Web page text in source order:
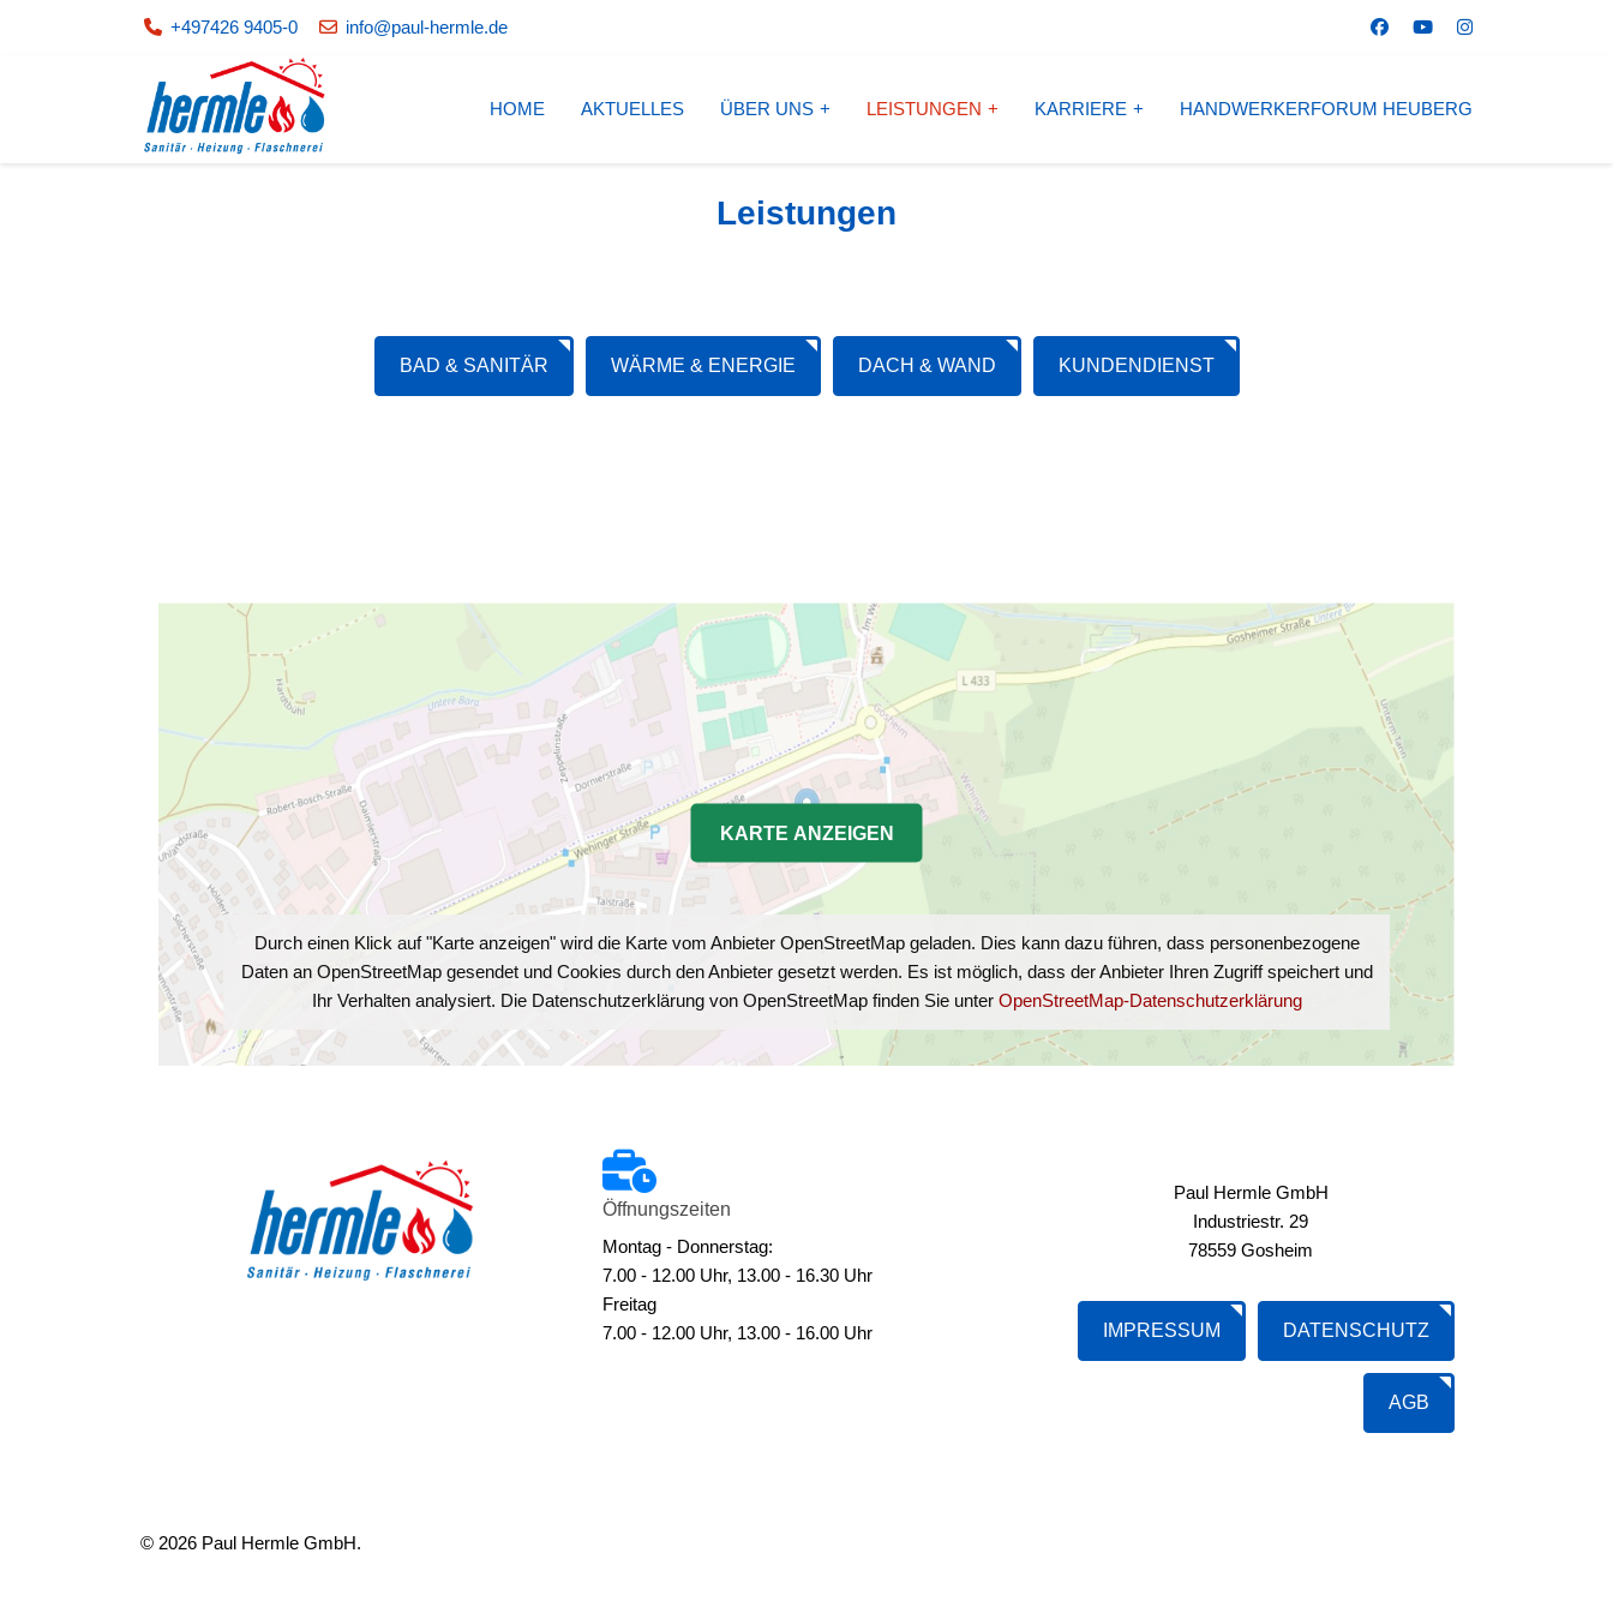
+497426 9405-0 info@paul-hermle.de
HOME AKTUELLES ÜBER UNS LEISTUNGEN KARRIERE HANDWERKERFORUM HEUBERG
Leistungen
BAD & SANITÄR WÄRME & ENERGIE DACH & WAND KUNDENDIENST
KARTE ANZEIGEN
Durch einen Klick auf "Karte anzeigen" wird die Karte vom Anbieter OpenStreetMap geladen. Dies kann dazu führen, dass personenbezogene
Daten an OpenStreetMap gesendet und Cookies durch den Anbieter gesetzt werden. Es ist möglich, dass der Anbieter Ihren Zugriff speichert und
Ihr Verhalten analysiert. Die Datenschutzerklärung von OpenStreetMap finden Sie unter OpenStreetMap-Datenschutzerklärung
Öffnungszeiten
Montag - Donnerstag:
7.00 - 12.00 Uhr, 13.00 - 16.30 Uhr
Freitag
7.00 - 12.00 Uhr, 13.00 - 16.00 Uhr
Paul Hermle GmbH
Industriestr. 29
78559 Gosheim
IMPRESSUM DATENSCHUTZ
AGB
© 2026 Paul Hermle GmbH.